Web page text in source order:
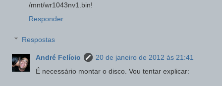
/mnt/wr1043nv1.bin!
Responder
Respostas
André Felício
20 de janeiro de 2012 às 21:41
É necessário montar o disco. Vou tentar explicar: